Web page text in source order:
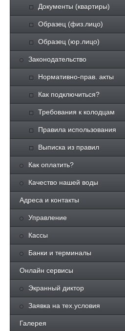
Документы (квартиры)
Образец (физ.лицо)
Образец (юр.лицо)
Законодательство
Нормативно-прав. акты
Как подключиться?
Требования к колодцам
Правила использования
Выписка из правил
Как оплатить?
Качество нашей воды
Адреса и контакты
Управление
Кассы
Банки и терминалы
Онлайн сервисы
Экранный диктор
Заявка на тех.условия
Галерея